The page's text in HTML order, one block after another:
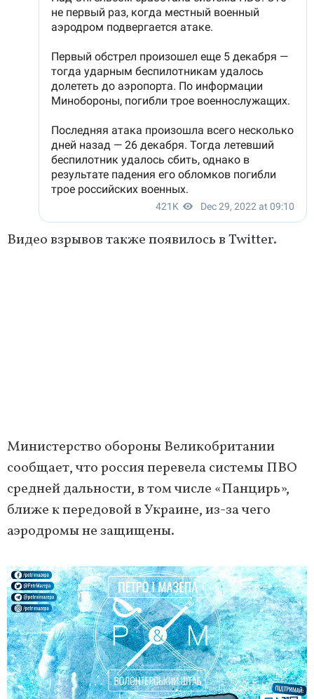
Видео взрывов также появилось в Twitter.
Министерство обороны Великобритании
сообщает, что россия перевела системы ПВО
средней дальности, в том числе «Панцирь»,
ближе к передовой в Украине, из-за чего
аэродромы не защищены.